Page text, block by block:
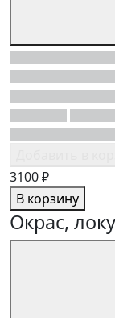
3100 ₽
В корзину
Окрас,